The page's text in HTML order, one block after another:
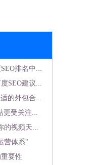
排名中...
SEO建议...
的外包合...
受关注...
视频天...
营体系"
要性